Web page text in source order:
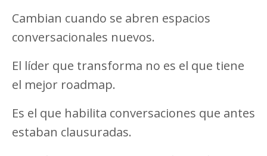
Cambian cuando se abren espacios
conversacionales nuevos.
El líder que transforma no es el que tiene
el mejor roadmap.
Es el que habilita conversaciones que antes
estaban clausuradas.